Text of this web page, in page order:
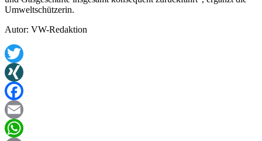
Umweltschützerin.
Autor: VW-Redaktion
Twitter
XING
Facebook
Email